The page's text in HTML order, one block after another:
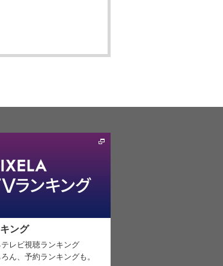
ング
レビ視聴ランキング
ん、予約ランキングも。